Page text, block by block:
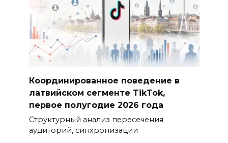
Координированное поведение в
латвийском сегменте TikTok,
первое полугодие 2026 года
Структурный анализ пересечения
аудиторий, синхронизации